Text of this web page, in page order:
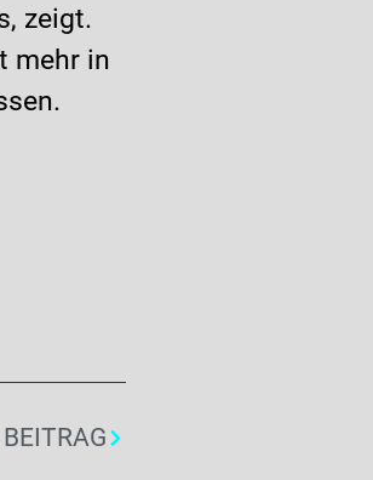
zeigt.
mehr in